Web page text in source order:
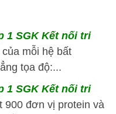
1 SGK Kết nối tri
mỗi hệ bất
tọa độ:...
1 SGK Kết nối tri
900 đơn vị protein và